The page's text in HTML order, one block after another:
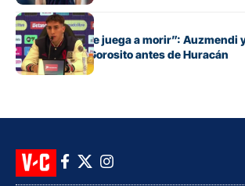
Fútbol
“Cada pelota se juega a morir”: Auzmendi
transmitió de Gorosito antes de Huracán